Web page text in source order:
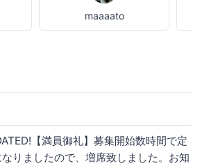
maaaato
【満員御礼】募集開始数時間で定
りましたので、増席致しました。お知